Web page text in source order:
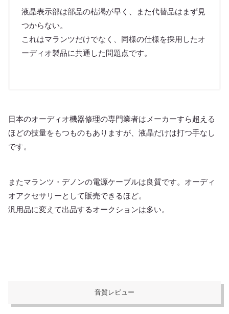
液晶表示部は部品の枯渇が早く、また代替品はまず見
つからない。
これはマランツだけでなく、同様の仕様を採用したオ
ーディオ製品に共通した問題点です。
日本のオーディオ機器修理の専門業者はメーカーすら超える
ほどの技量をもつものもありますが、液晶だけは打つ手なし
です。
またマランツ・デノンの電源ケーブルは良質です。オーディ
オアクセサリーとして販売できるほど。
汎用品に変えて出品するオークションは多い。
音質レビュー